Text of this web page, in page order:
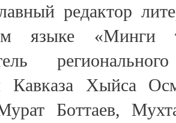
редактор
языке «Минги
Кавказа Хыйса
Боттаев,